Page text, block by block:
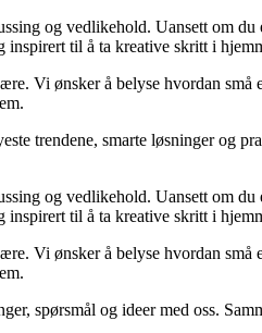
og vedlikehold. Uansett om du
inspirert til å ta kreative skritt i
Vi ønsker å belyse hvordan
trendene, smarte løsninger og
og vedlikehold. Uansett om du
inspirert til å ta kreative skritt i
Vi ønsker å belyse hvordan
spørsmål og ideer med oss.